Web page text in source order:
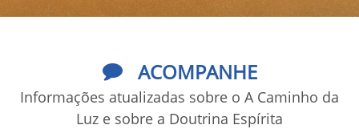
ACOMPANHE
Informações atualizadas sobre o A Caminho da
Luz e sobre a Doutrina Espírita